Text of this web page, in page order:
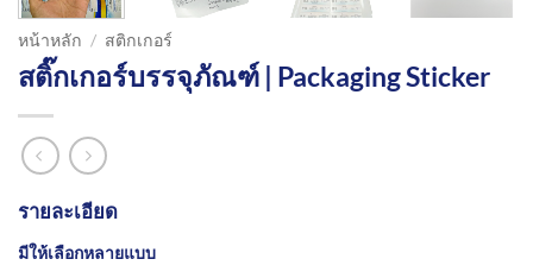
หน้าหลัก / สติกเกอร์
สติ๊กเกอร์บรรจุภัณฑ์ | Packaging Sticker
รายละเอียด
มีให้เลือกหลายแบบ